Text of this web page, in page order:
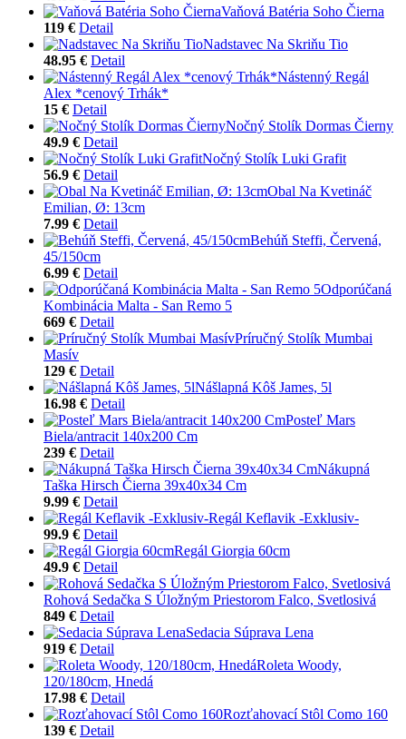
Vaňová Batéria Soho Čierna
119 € Detail
Nadstavec Na Skriňu Tio
48.95 € Detail
Nástenný Regál
Alex *cenový Trhák*
15 € Detail
Nočný Stolík Dormas Čierny
49.9 € Detail
Nočný Stolík Luki Grafit
56.9 € Detail
Obal Na Kvetináč
Emilian, Ø: 13cm
7.99 € Detail
Behúň Steffi, Červená,
45/150cm
6.99 € Detail
Odporúčaná
Kombinácia Malta - San Remo 5
669 € Detail
Príručný Stolík Mumbai
Masív
129 € Detail
Nášlapná Kôš James, 5l
16.98 € Detail
Posteľ Mars
Biela/antracit 140x200 Cm
239 € Detail
Nákupná
Taška Hirsch Čierna 39x40x34 Cm
9.99 € Detail
Regál Keflavik -Exklusiv-
99.9 € Detail
Regál Giorgia 60cm
49.9 € Detail
Rohová Sedačka S Úložným Priestorom Falco, Svetlosivá
849 € Detail
Sedacia Súprava Lena
919 € Detail
Roleta Woody,
120/180cm, Hnedá
17.98 € Detail
Rozťahovací Stôl Como 160
139 € Detail